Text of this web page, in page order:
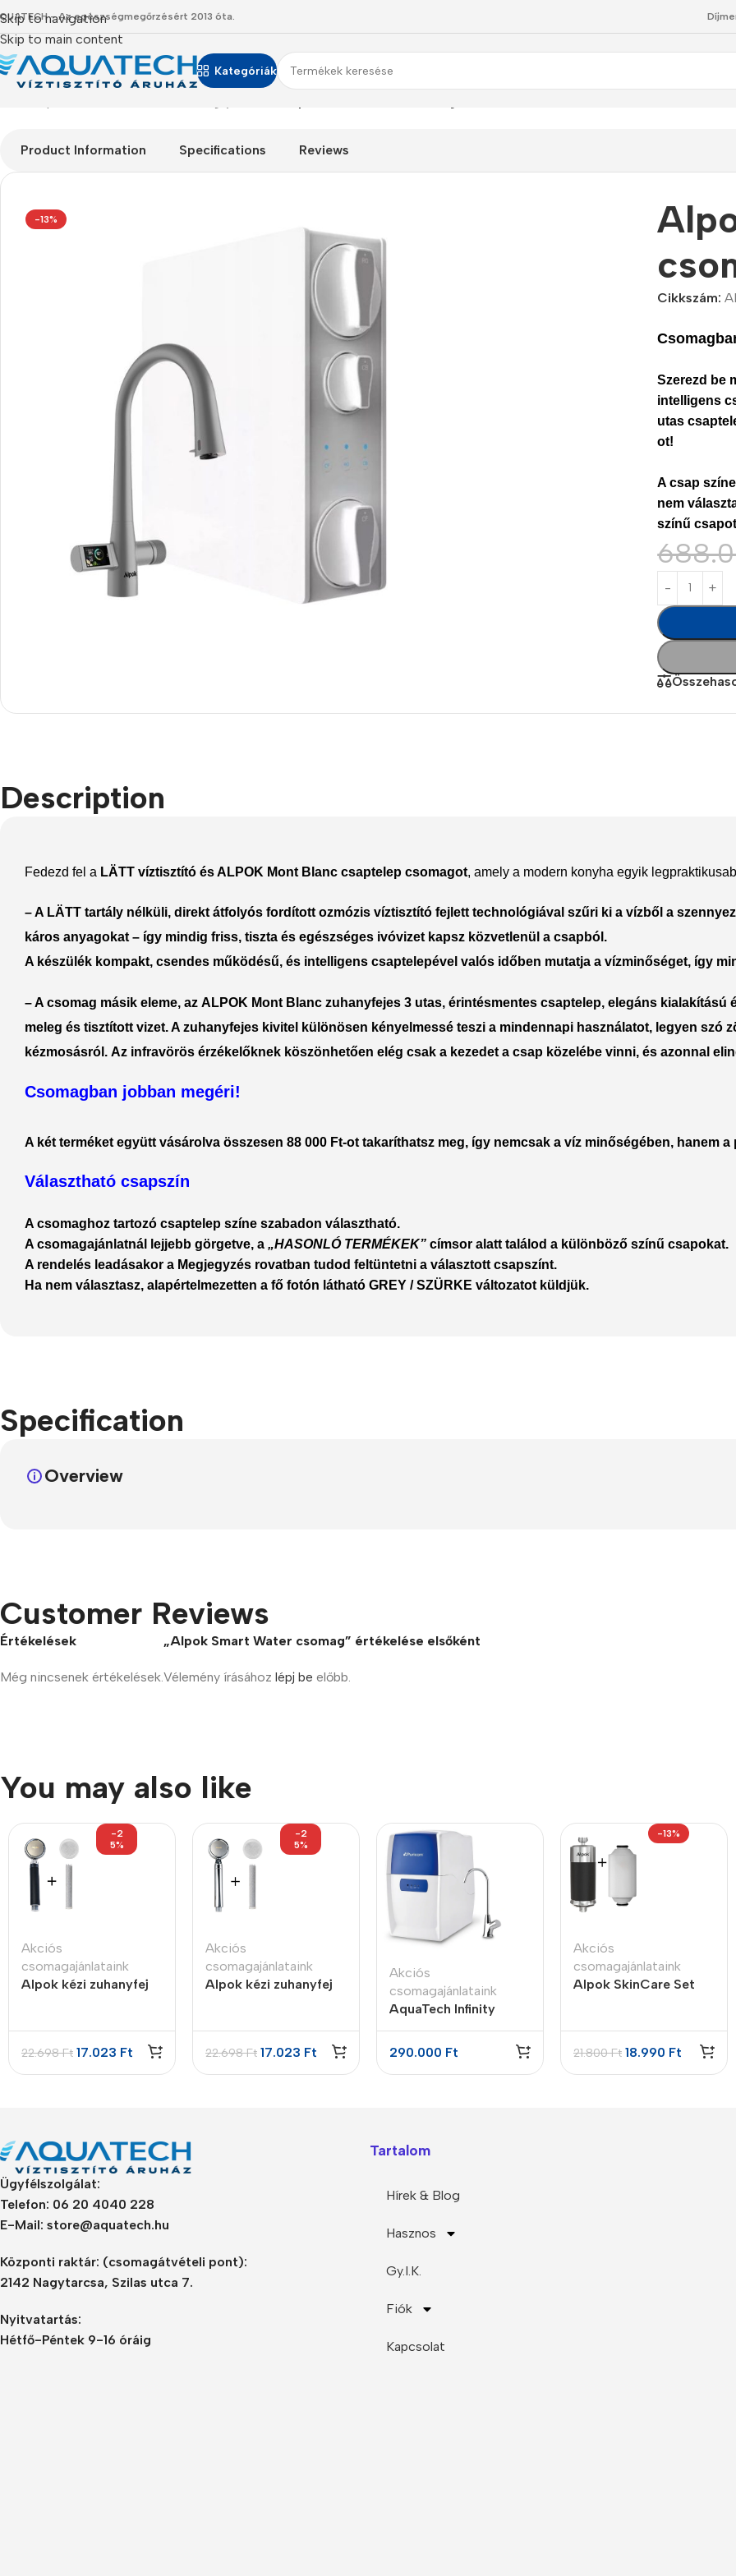
Skip to navigation
Skip to main content
- Az egészségmegőrzésért 2013 óta.
Kategóriák
Selfie sticks
Headphones
In-ear headphones
Wired headphones
Wireless
Product Information Specifications Reviews
-13%
Cikkszám:
Szerezd be
intelligens
utas
ot!
A csap
nem
színű
Description
Fedezd fel a LÄTT víztisztító és ALPOK Mont Blanc csaptelep csomagot, amely a modern konyha egyik
– A LÄTT tartály nélküli, direkt átfolyós fordított ozmózis víztisztító fejlett technológiával szűri ki a vízből a
káros anyagokat – így mindig friss, tiszta és egészséges ivóvizet kapsz közvetlenül a csapból.
A készülék kompakt, csendes működésű, és intelligens csaptelepével valós időben mutatja a vízminőséget, így
– A csomag másik eleme, az ALPOK Mont Blanc zuhanyfejes 3 utas, érintésmentes csaptelep, elegáns kialakítású
meleg és tisztított vizet. A zuhanyfejes kivitel különösen kényelmessé teszi a mindennapi használatot, legyen szó
kézmosásról. Az infravörös érzékelőknek köszönhetően elég csak a kezedet a csap közelébe vinni, és azonnal
Csomagban jobban megéri!
A két terméket együtt vásárolva összesen 88 000 Ft-ot takaríthatsz meg, így nemcsak a víz minőségében, hanem
Választható csapszín
A csomaghoz tartozó csaptelep színe szabadon választható.
A csomagajánlatnál lejjebb görgetve, a „HASONLÓ TERMÉKEK” címsor alatt találod a különböző színű csapokat.
A rendelés leadásakor a Megjegyzés rovatban tudod feltüntetni a választott csapszínt.
Ha nem választasz, alapértelmezetten a fő fotón látható GREY / SZÜRKE változatot küldjük.
Specification
Overview
Customer Reviews
Értékelések
Még nincsenek értékelések.
„Alpok Smart Water csomag” értékelése elsőként
Vélemény írásához lépj be előbb.
You may also like
-2
5%
Akciós
csomagajánlataink
Alpok kézi zuhanyfej
22.698Ft 17.023 Ft
-2
5%
Akciós
csomagajánlataink
Alpok kézi zuhanyfej
22.698Ft 17.023 Ft
Akciós
csomagajánlataink
AquaTech Infinity
vízmegoldás csomag
290.000 Ft
-13%
Akciós
csomagajánlataink
Alpok SkinCare Set
21.800Ft 18.990 Ft
Ügyfélszolgálat:
Telefon: 06 20 4040 228
E-Mail: store@aquatech.hu
Központi raktár: (csomagátvételi pont):
2142 Nagytarcsa, Szilas utca 7.
Nyitvatartás:
Hétfő-Péntek 9-16 óráig
Tartalom
Hírek & Blog
Hasznos
Gy.I.K.
Fiók
Kapcsolat